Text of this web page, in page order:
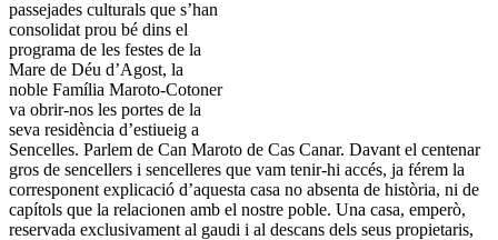
passejades culturals que s’han
consolidat prou bé dins el
programa de les festes de la
Mare de Déu d’Agost, la
noble Família Maroto-Cotoner
va obrir-nos les portes de la
seva residència d’estiueig a
Sencelles. Parlem de Can Maroto de Cas Canar. Davant el centenar
gros de sencellers i sencelleres que vam tenir-hi accés, ja férem la
corresponent explicació d’aquesta casa no absenta de història, ni de
capítols que la relacionen amb el nostre poble. Una casa, emperò,
reservada exclusivament al gaudi i al descans dels seus propietaris,